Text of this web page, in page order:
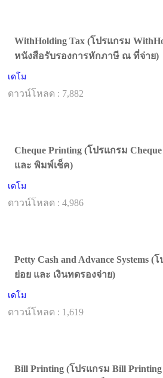
WithHolding Tax (โปรแกรม
หนังสือรับรองการหักภาษี ณ ที่จ่าย)
เดโม
ดาวน์โหลด : 7,882
Cheque Printing (โปรแกรม
และ พิมพ์เช็ค)
เดโม
ดาวน์โหลด : 4,986
Petty Cash and Advance Systems
ย่อย และ เงินทดรองจ่าย)
เดโม
ดาวน์โหลด : 1,619
Bill Printing (โปรแกรม Bill